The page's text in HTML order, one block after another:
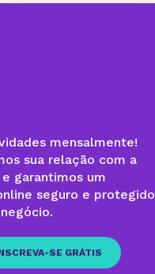
mensalmente!
sua relação com a
garantimos um
seguro e protegido
SE GRÁTIS